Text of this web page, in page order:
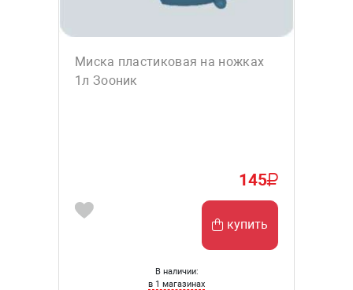
Миска пластиковая на ножках
1л Зооник
145
купить
В наличии:
в 1 магазинах